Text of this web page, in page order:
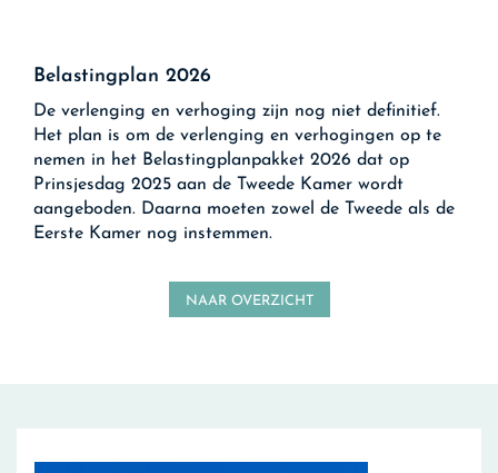
Belastingplan 2026
De verlenging en verhoging zijn nog niet definitief.
Het plan is om de verlenging en verhogingen op te
nemen in het Belastingplanpakket 2026 dat op
Prinsjesdag 2025 aan de Tweede Kamer wordt
aangeboden. Daarna moeten zowel de Tweede als de
Eerste Kamer nog instemmen.
NAAR OVERZICHT